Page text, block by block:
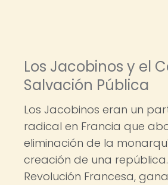
Los Jacobinos y el
Salvación Pública
Los Jacobinos eran un
radical en Francia que
eliminación de la
creación de una
Revolución Francesa,